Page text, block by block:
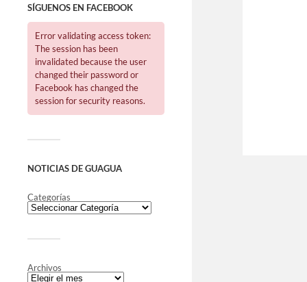
SÍGUENOS EN FACEBOOK
Error validating access token:
The session has been
invalidated because the user
changed their password or
Facebook has changed the
session for security reasons.
NOTICIAS DE GUAGUA
Categorías
Archivos